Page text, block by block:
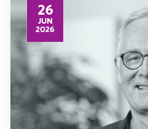
26
JUN
2026